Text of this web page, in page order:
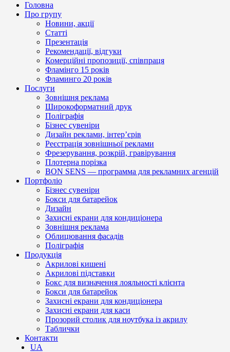
Головна
Про групу
Новини, акції
Статті
Презентація
Рекомендації, відгуки
Комерційні пропозиції, співпраця
Фламінго 15 років
Фламинго 20 років
Послуги
Зовнішня реклама
Широкоформатний друк
Поліграфія
Бізнес сувеніри
Дизайн реклами, інтер’єрів
Реєстрація зовнішньої реклами
Фрезерування, розкрій, гравірування
Плотерна порізка
BON SENS — программа для рекламних агенцій
Портфоліо
Бізнес сувеніри
Бокси для батарейок
Дизайн
Захисні екрани для кондиціонера
Зовнішня реклама
Облицювання фасадів
Поліграфія
Продукція
Акрилові кишені
Акрилові підставки
Бокс для визначення лояльності клієнта
Бокси для батарейок
Захисні екрани для кондиціонера
Захисні екрани для каси
Прозорий столик для ноутбука із акрилу
Таблички
Контакти
UA